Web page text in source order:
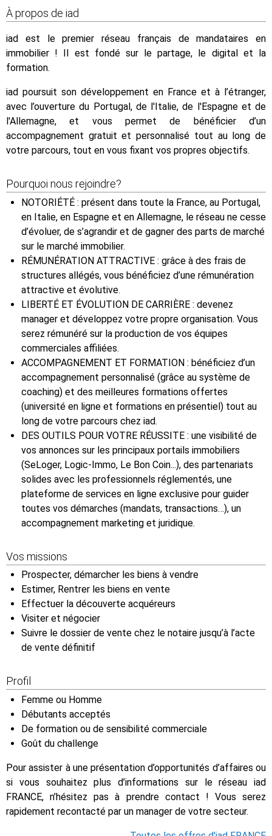
À propos de iad
iad est le premier réseau français de mandataires en
immobilier ! Il est fondé sur le partage, le digital et la
formation.
iad poursuit son développement en France et à l’étranger,
avec l’ouverture du Portugal, de l'Italie, de l'Espagne et de
l'Allemagne, et vous permet de bénéficier d’un
accompagnement gratuit et personnalisé tout au long de
votre parcours, tout en vous fixant vos propres objectifs.
Pourquoi nous rejoindre?
NOTORIÉTÉ : présent dans toute la France, au Portugal,
en Italie, en Espagne et en Allemagne, le réseau ne cesse
d’évoluer, de s’agrandir et de gagner des parts de marché
sur le marché immobilier.
RÉMUNÉRATION ATTRACTIVE : grâce à des frais de
structures allégés, vous bénéficiez d’une rémunération
attractive et évolutive.
LIBERTÉ ET ÉVOLUTION DE CARRIÈRE : devenez
manager et développez votre propre organisation. Vous
serez rémunéré sur la production de vos équipes
commerciales affiliées.
ACCOMPAGNEMENT ET FORMATION : bénéficiez d’un
accompagnement personnalisé (grâce au système de
coaching) et des meilleures formations offertes
(université en ligne et formations en présentiel) tout au
long de votre parcours chez iad.
DES OUTILS POUR VOTRE RÉUSSITE : une visibilité de
vos annonces sur les principaux portails immobiliers
(SeLoger, Logic-Immo, Le Bon Coin...), des partenariats
solides avec les professionnels réglementés, une
plateforme de services en ligne exclusive pour guider
toutes vos démarches (mandats, transactions…), un
accompagnement marketing et juridique.
Vos missions
Prospecter, démarcher les biens à vendre
Estimer, Rentrer les biens en vente
Effectuer la découverte acquéreurs
Visiter et négocier
Suivre le dossier de vente chez le notaire jusqu’à l’acte
de vente définitif
Profil
Femme ou Homme
Débutants acceptés
De formation ou de sensibilité commerciale
Goût du challenge
Pour assister à une présentation d’opportunités d’affaires ou
si vous souhaitez plus d’informations sur le réseau iad
FRANCE, n’hésitez pas à prendre contact ! Vous serez
rapidement recontacté par un manager de votre secteur.